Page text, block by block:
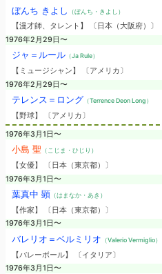
ぼんち きよし （ぼんち・きよし）
【漫才師、タレント】 〔日本（大阪府）〕
1976年2月29日〜
ジャ＝ルール（Ja Rule）
【ミュージシャン】 〔アメリカ〕
1976年2月29日〜
テレンス＝ロング （Terrence Deon Long）
【野球】 〔アメリカ〕
1976年3月1日〜
小島 聖 （こじま・ひじり）
【女優】 〔日本（東京都）〕
1976年3月1日〜
葉真中 顕 （はまなか・あき）
【作家】 〔日本（東京都）〕
1976年3月1日〜
バレリオ＝ベルミリオ （Valerio Vermiglio）
【バレーボール】 〔イタリア〕
1976年3月1日〜